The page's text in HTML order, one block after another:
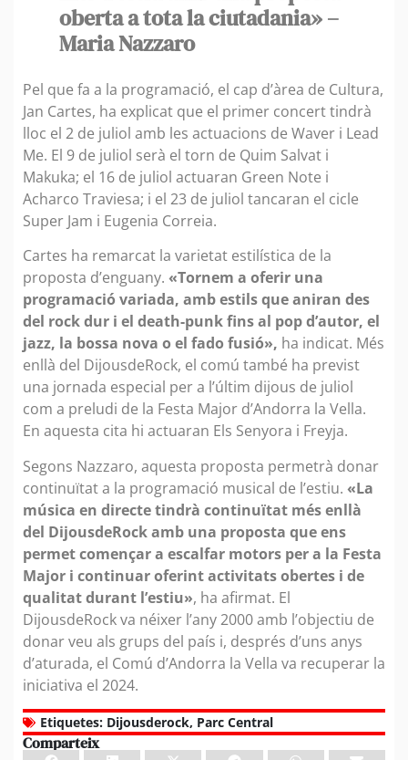
oberta a tota la ciutadania» –
Maria Nazzaro
Pel que fa a la programació, el cap d’àrea de Cultura,
Jan Cartes, ha explicat que el primer concert tindrà
lloc el 2 de juliol amb les actuacions de Waver i Lead
Me. El 9 de juliol serà el torn de Quim Salvat i
Makuka; el 16 de juliol actuaran Green Note i
Acharco Traviesa; i el 23 de juliol tancaran el cicle
Super Jam i Eugenia Correia.
Cartes ha remarcat la varietat estilística de la
proposta d’enguany. «Tornem a oferir una
programació variada, amb estils que aniran des
del rock dur i el death-punk fins al pop d’autor, el
jazz, la bossa nova o el fado fusió», ha indicat. Més
enllà del DijousdeRock, el comú també ha previst
una jornada especial per a l’últim dijous de juliol
com a preludi de la Festa Major d’Andorra la Vella.
En aquesta cita hi actuaran Els Senyora i Freyja.
Segons Nazzaro, aquesta proposta permetrà donar
continuïtat a la programació musical de l’estiu. «La
música en directe tindrà continuïtat més enllà
del DijousdeRock amb una proposta que ens
permet començar a escalfar motors per a la Festa
Major i continuar oferint activitats obertes i de
qualitat durant l’estiu», ha afirmat. El
DijousdeRock va néixer l’any 2000 amb l’objectiu de
donar veu als grups del país i, després d’uns anys
d’aturada, el Comú d’Andorra la Vella va recuperar la
iniciativa el 2024.
Etiquetes: Dijousderock, Parc Central
Comparteix